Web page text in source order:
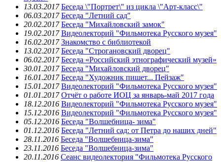
13.03.2017 Беседа \"Портрет\" из цикла \"Арт-класс\"
06.03.2017 Беседа "Летний сад"
20.02.2017 Беседа "Михайловский замок"
19.02.2017 Видеолекторий "Фильмотека Русского музея"
16.02.2017 Знакомство с библиотекой
13.02.2017 Беседа "Строгановский дворец"
06.02.2017 Беседа «Российский этнографический музей»
30.01.2017 Беседа "Михайловский дворец"
16.01.2017 Беседа "Художник пишет... Пейзаж"
15.01.2017 Видеолекторий "Фильмотека Русского музея"
01.01.2017 Отчёт о работе ИОЦ за январь-май 2017 года
18.12.2016 Видеолекторий "Фильмотека Русского музея"
15.12.2016 Видеолекторий "Фильмотека Русского музея"
05.12.2016 Беседа "Волшебница- зима"
01.12.2016 Беседа "Летний сад: от Петра до наших дней"
28.11.2016 Беседа "Волшебница-зима"
23.11.2016 Беседа "Волшебница-зима"
20.11.2016 Сеанс видеолектория "Фильмотека Русского